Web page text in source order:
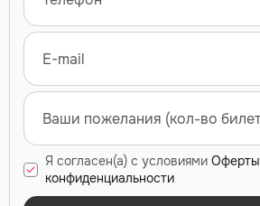
Я согласен(а) с условиями Оферты
конфиденциальности